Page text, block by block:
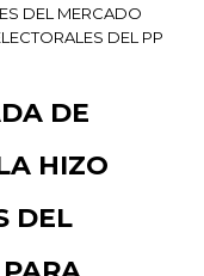
DEL MERCADO
DEL PP
DE
HIZO
DEL